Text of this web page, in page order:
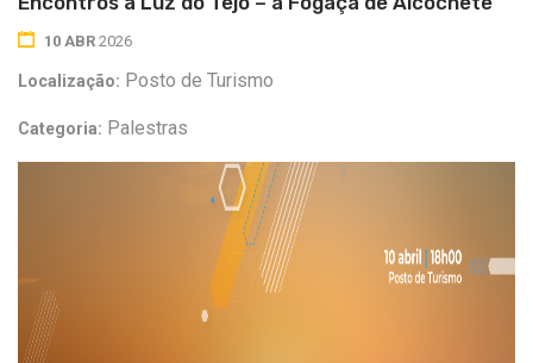
10 ABR 2026
Localização: Posto de Turismo
Categoria: Palestras